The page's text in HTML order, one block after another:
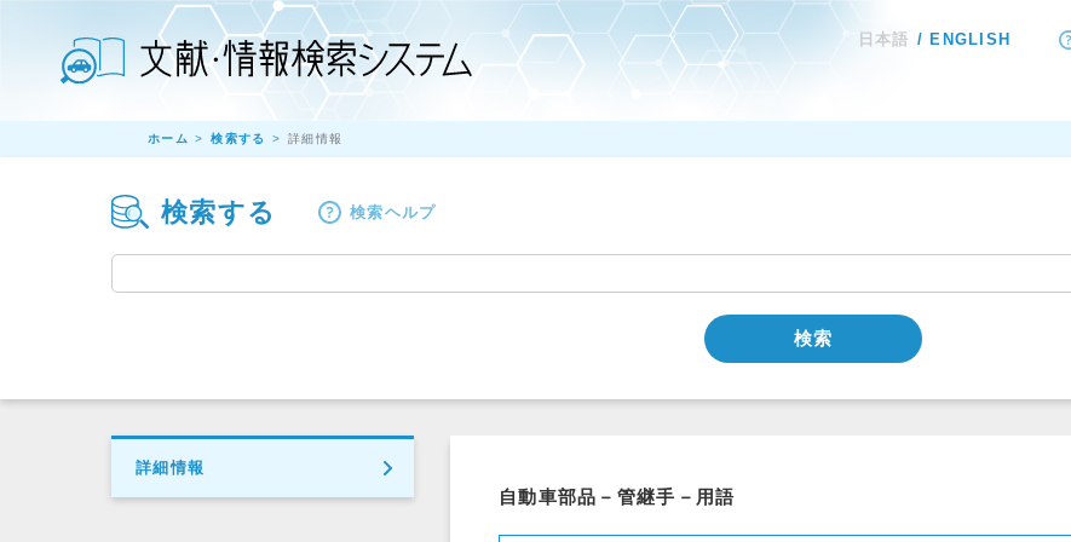
日本語 ENGLISH
ホーム 検索する 詳細情報
検索する 検索ヘルプ
検索
詳細情報
自動車部品－管継手－用語